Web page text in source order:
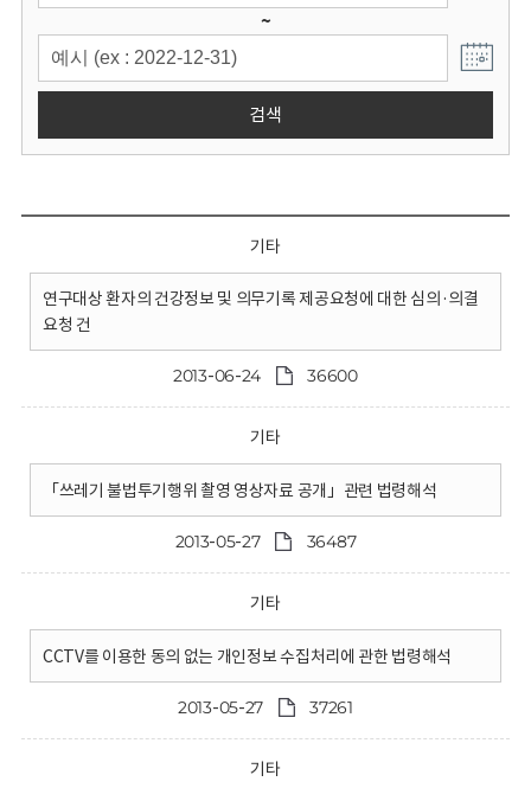
~
검색
기타
연구대상 환자의 건강정보 및 의무기록 제공요청에 대한 심의·의결
요청 건
2013-06-24 36600
기타
「쓰레기 불법투기행위 촬영 영상자료 공개」관련 법령해석
2013-05-27 36487
기타
CCTV를 이용한 동의 없는 개인정보 수집처리에 관한 법령해석
2013-05-27 37261
기타